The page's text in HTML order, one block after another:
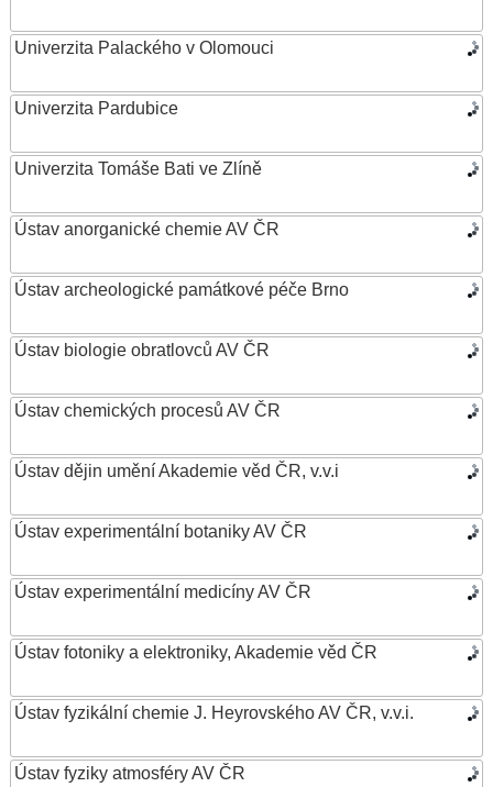
Univerzita Palackého v Olomouci
Univerzita Pardubice
Univerzita Tomáše Bati ve Zlíně
Ústav anorganické chemie AV ČR
Ústav archeologické památkové péče Brno
Ústav biologie obratlovců AV ČR
Ústav chemických procesů AV ČR
Ústav dějin umění Akademie věd ČR, v.v.i
Ústav experimentální botaniky AV ČR
Ústav experimentální medicíny AV ČR
Ústav fotoniky a elektroniky, Akademie věd ČR
Ústav fyzikální chemie J. Heyrovského AV ČR, v.v.i.
Ústav fyziky atmosféry AV ČR